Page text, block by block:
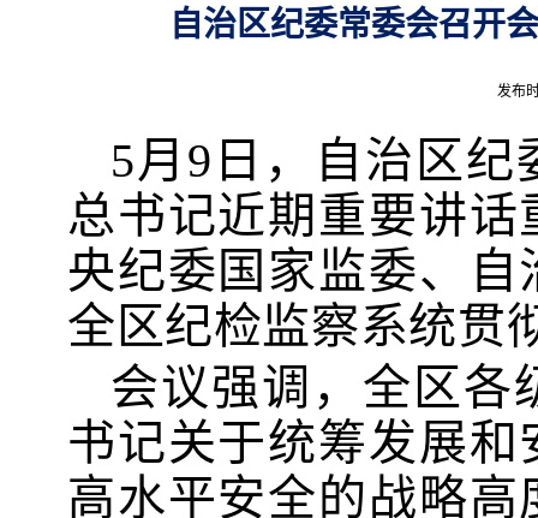
自治区纪委常委会召开
发布
5月9日，自治区
总书记近期重要讲
央纪委国家监委、
全区纪检监察系统贯
会议强调 ，全区各
书记关于统筹发展
高水平安全的战略